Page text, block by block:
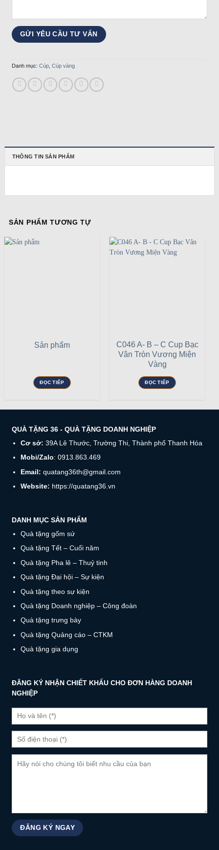
Danh mục: Cúp Cúp vàng
THÔNG TIN SẢN PHẨM
SẢN PHẨM TƯƠNG TỰ
Sản phẩm
ĐỌC TIẾP
C046 A- B – C Cup Bạc
Vân Tròn Vương Miện
Vàng
ĐỌC TIẾP
QUÀ TẶNG 36 - QUÀ TẶNG DOANH NGHIỆP
Cơ sở:39A Lê Thước, Trường Thi, Thành phố Thanh Hóa
Mobi/Zalo: 0913.863.469
Email: quatang36th@gmail.com
Website: https://quatang36.vn
DANH MỤC SẢN PHẨM
Quà tặng gốm sứ
Quà tặng Tết – Cuối năm
Quà tặng Pha lê – Thuỷ tinh
Quà tặng Đại hội – Sự kiện
Quà tặng theo sự kiện
Quà tặng Doanh nghiệp – Công đoàn
Quà tặng trưng bày
Quà tặng Quảng cáo – CTKM
Quà tặng gia dụng
ĐĂNG KÝ NHẬN CHIẾT KHẤU CHO ĐƠN HÀNG DOANH
NGHIỆP